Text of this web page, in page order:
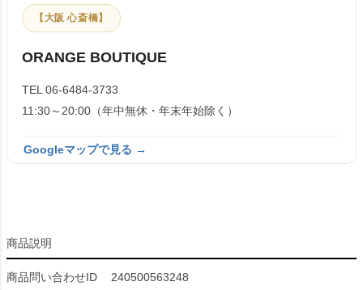
【大阪 心斎橋】
ORANGE BOUTIQUE
TEL 06-6484-3733
11:30～20:00（年中無休・年末年始除く）
Googleマップで見る →
商品説明
商品問い合わせID 240500563248